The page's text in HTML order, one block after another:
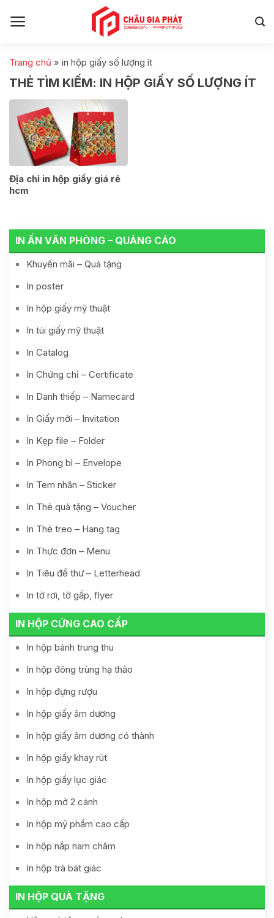
Trang chủ » in hộp giấy số lượng ít
IN ẤN VĂN PHÒNG – QUẢNG CÁO
Khuyến mãi – Quà tặng
In poster
In hộp giấy mỹ thuật
In túi giấy mỹ thuật
In Catalog
In Chứng chỉ – Certificate
In Danh thiếp – Namecard
In Giấy mời – Invitation
In Kẹp file – Folder
In Phong bì – Envelope
In Tem nhãn – Sticker
In Thẻ quà tặng – Voucher
In Thẻ treo – Hang tag
In Thực đơn – Menu
In Tiêu đề thư – Letterhead
In tờ rơi, tờ gấp, flyer
IN HỘP CỨNG CAO CẤP
In hộp bánh trung thu
In hộp đông trùng hạ thảo
In hộp đựng rượu
In hộp giấy âm dương
In hộp giấy âm dương có thành
In hộp giấy khay rút
In hộp giấy lục giác
In hộp mở 2 cánh
In hộp mỹ phẩm cao cấp
In hộp nắp nam châm
In hộp trà bát giác
IN HỘP QUÀ TẶNG
THẺ TÌM KIẾM: IN HỘP GIẤY SỐ LƯỢNG ÍT
Địa chỉ in hộp giấy giá rẻ
hcm